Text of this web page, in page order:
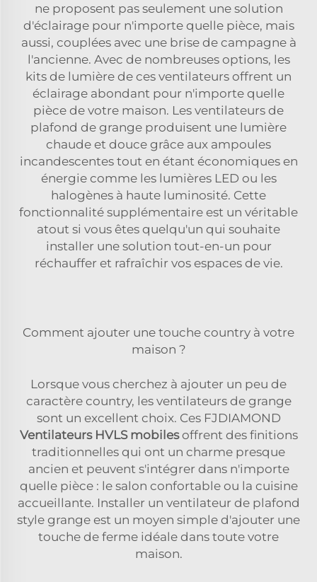
ne proposent pas seulement une solution
d'éclairage pour n'importe quelle pièce, mais
aussi, couplées avec une brise de campagne à
l'ancienne. Avec de nombreuses options, les
kits de lumière de ces ventilateurs offrent un
éclairage abondant pour n'importe quelle
pièce de votre maison. Les ventilateurs de
plafond de grange produisent une lumière
chaude et douce grâce aux ampoules
incandescentes tout en étant économiques en
énergie comme les lumières LED ou les
halogènes à haute luminosité. Cette
fonctionnalité supplémentaire est un véritable
atout si vous êtes quelqu'un qui souhaite
installer une solution tout-en-un pour
réchauffer et rafraîchir vos espaces de vie.
Comment ajouter une touche country à votre
maison ?
Lorsque vous cherchez à ajouter un peu de
caractère country, les ventilateurs de grange
sont un excellent choix. Ces FJDIAMOND
Ventilateurs HVLS mobilesoffrent des finitions
traditionnelles qui ont un charme presque
ancien et peuvent s'intégrer dans n'importe
quelle pièce : le salon confortable ou la cuisine
accueillante. Installer un ventilateur de plafond
style grange est un moyen simple d'ajouter une
touche de ferme idéale dans toute votre
maison.